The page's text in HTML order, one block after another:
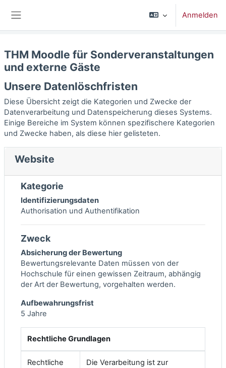
Anmelden
THM Moodle für Sonderveranstaltungen
und externe Gäste
Unsere Datenlöschfristen
Diese Übersicht zeigt die Kategorien und Zwecke der
Datenverarbeitung und Datenspeicherung dieses Systems.
Einige Bereiche im System können spezifischere Kategorien
und Zwecke haben, als diese hier gelisteten.
Website
Kategorie
Identifizierungsdaten
Authorisation und Authentifikation
Zweck
Absicherung der Bewertung
Bewertungsrelevante Daten müssen von der
Hochschule für einen gewissen Zeitraum, abhängig
der Art der Bewertung, vorgehalten werden.
Aufbewahrungsfrist
5 Jahre
Rechtliche Grundlagen
Rechtliche
Die Verarbeitung ist zur